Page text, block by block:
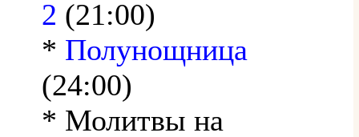
2 (21:00)
* Полунощница
(24:00)
* Молитвы на